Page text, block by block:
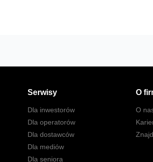
Serwisy
Dla inwestorów
Dla operatorów
Dla dostawców
Dla mediów
Dla seniora
O
O